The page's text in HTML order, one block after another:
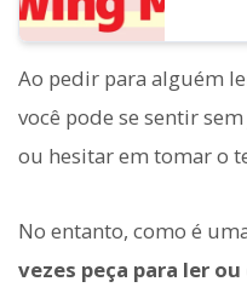
Ao pedir para alguém
você pode se sentir
ou hesitar em tomar o
No entanto, como é
vezes peça para ler